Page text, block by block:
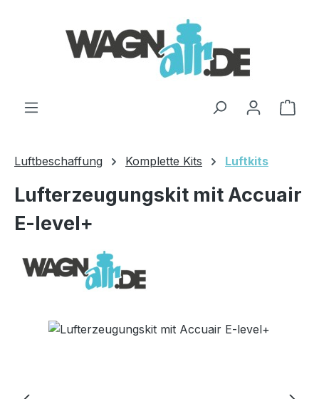
Luftbeschaffung Komplette Kits Luftkits
Lufterzeugungskit mit Accuair
E-level+
Bildergalerie überspringen